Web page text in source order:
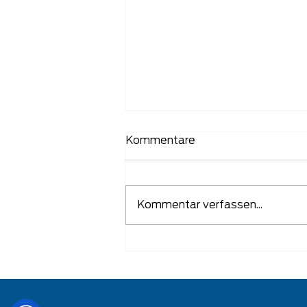
Kommentare
Kommentar verfassen...